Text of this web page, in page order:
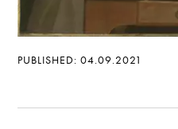
PUBLISHED: 04.09.2021